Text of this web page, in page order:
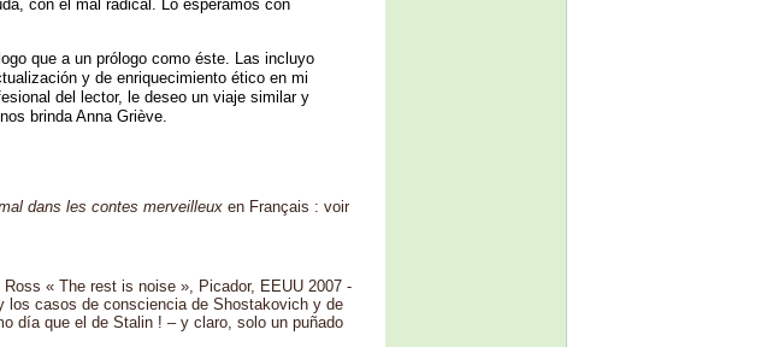
con el mal radical. Lo esperamos con
que a un prólogo como éste. Las incluyo
y de enriquecimiento ético en mi
del lector, le deseo un viaje similar y
brinda Anna Griève.
dans les contes merveilleux en Français : voir
« The rest is noise », Picador, EEUU 2007 -
casos de consciencia de Shostakovich y de
día que el de Stalin ! – y claro, solo un puñado